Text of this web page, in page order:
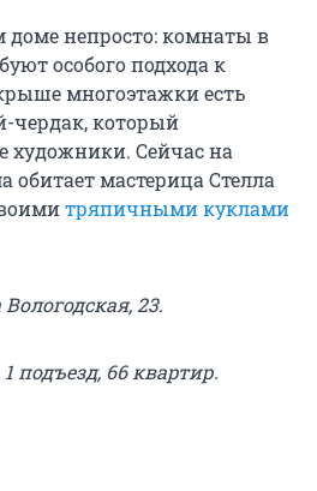
доме непросто: комнаты в
особого подхода к
многоэтажки есть
чердак, который
художники. Сейчас на
обитает мастерица Стелла
тряпичными куклами
23.
подъезд, 66 квартир.